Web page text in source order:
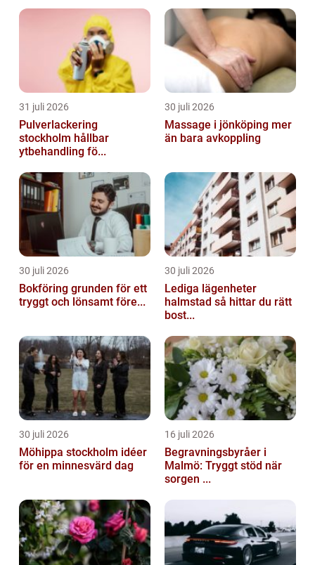
konstellat...
31 juli 2026
Pulverlackering
stockholm hållbar
ytbehandling fö...
30 juli 2026
Massage i jönköping mer
än bara avkoppling
30 juli 2026
Bokföring grunden för ett
tryggt och lönsamt före...
30 juli 2026
Lediga lägenheter
halmstad så hittar du rätt
bost...
30 juli 2026
Möhippa stockholm idéer
för en minnesvärd dag
16 juli 2026
Begravningsbyråer i
Malmö: Tryggt stöd när
sorgen ...